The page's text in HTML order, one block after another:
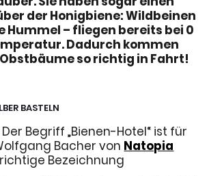
der Honigbiene: Wildbeinen
Hummel – fliegen bereits bei 0
Dadurch kommen
so richtig in Fahrt!
BASTELN
Begriff „Bienen-Hotel“ ist für
Bacher von Natopia
Bezeichnung